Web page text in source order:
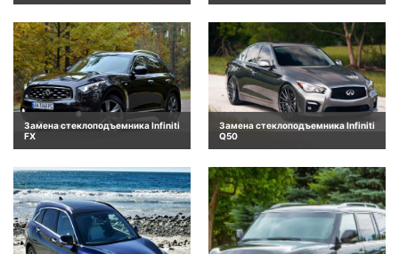
Замена стеклоподъемника Infiniti
FX
Замена стеклоподъемника Infiniti
Q50